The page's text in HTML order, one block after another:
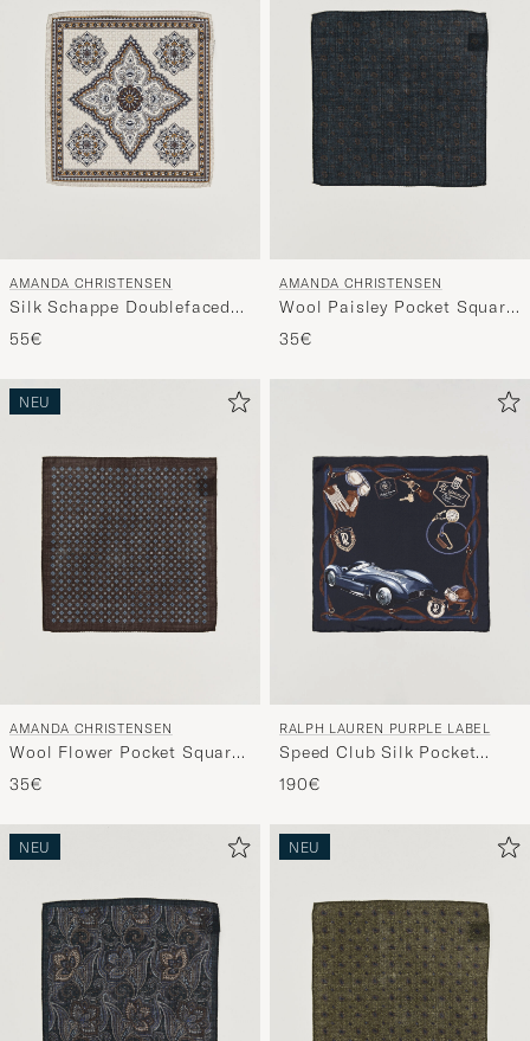
AMANDA CHRISTENSEN
Silk Schappe Doublefaced
Pocket Square Beige
55€
AMANDA CHRISTENSEN
Wool Paisley Pocket Square
Navy
35€
NEU
AMANDA CHRISTENSEN
Wool Flower Pocket Square
Brown
35€
RALPH LAUREN PURPLE LABEL
Speed Club Silk Pocket
Square Navy
190€
NEU NEU